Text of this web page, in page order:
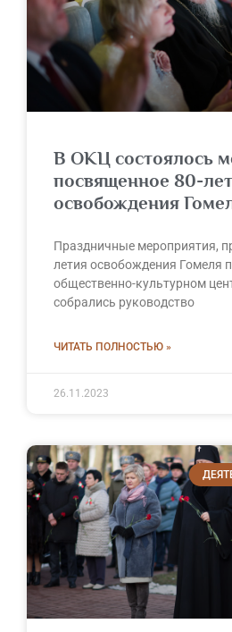
В ОКЦ состоялось
посвященное 80-
освобождения
Праздничные мероприятия,
летия освобождения Гомеля
общественно-культурном
собрались руководство
ЧИТАТЬ ПОЛНОСТЬЮ »
26.11.2023